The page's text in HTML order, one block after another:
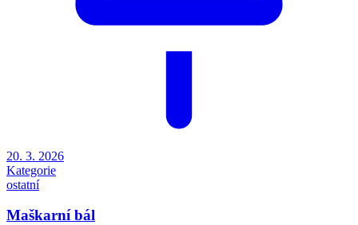
20. 3. 2026
Kategorie
ostatní
Maškarní bál